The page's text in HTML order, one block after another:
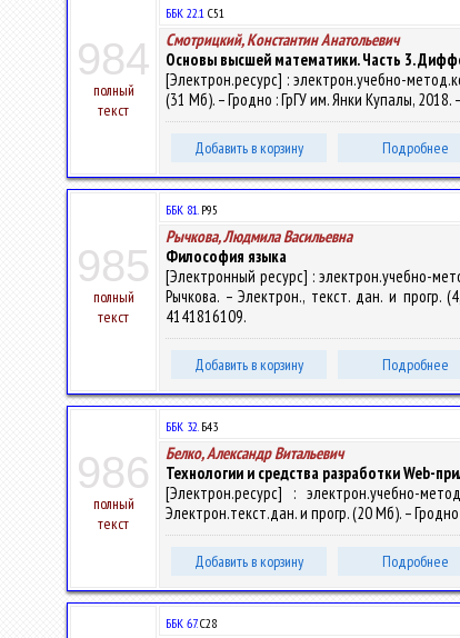
984
полный
текст
ББК 22.1 С51
Смотрицкий, Константин Анатольевич
Основы высшей математики. Часть 3.
[Электрон.ресурс] : электрон.учебно-
(31 Мб). – Гродно : ГрГУ им. Янки Купалы,
Добавить в корзину Подробнее
985
полный
текст
ББК 81.Р95
Рычкова, Людмила Васильевна
Философия языка
[Электронный ресурс] : электрон.учебно-
Рычкова. – Электрон., текст. дан. и прогр.
4141816109.
Добавить в корзину Подробнее
986
полный
текст
ББК 32.Б43
Белко, Александр Витальевич
Технологии и средства разработки Web-
[Электрон.ресурс] : электрон.учебно-
Электрон.текст.дан. и прогр. (20 Мб). –
Добавить в корзину Подробнее
ББК 67.С28